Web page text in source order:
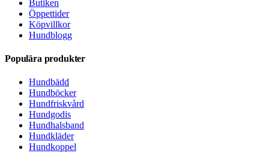
Butiken
Öppettider
Köpvillkor
Hundblogg
Populära produkter
Hundbädd
Hundböcker
Hundfriskvård
Hundgodis
Hundhalsband
Hundkläder
Hundkoppel